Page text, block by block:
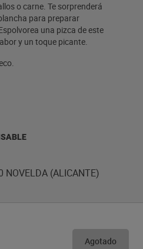
o carne. Te sorprenderá
para preparar
una pizca de este
y un toque picante.
NOVELDA (ALICANTE)
Agotado